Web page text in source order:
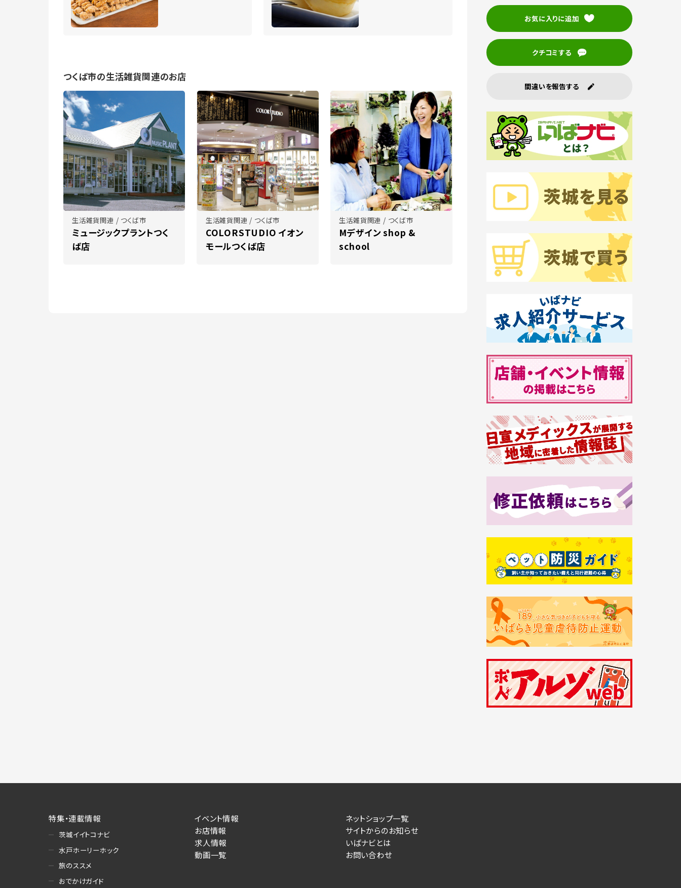
つくば市の生活雑貨関連のお店
生活雑貨関連 / つくば市
ミュージックプラントつく
ば店
生活雑貨関連 / つくば市
COLORSTUDIO イオン
モールつくば店
生活雑貨関連 / つくば市
Mデザイン shop &
school
お気に入りに追加
クチコミする
間違いを報告する
特集・連載情報
茨城イイトコナビ
水戸ホーリーホック
旅のススメ
おでかけガイド
イベント情報
お店情報
求人情報
動画一覧
ネットショップ一覧
サイトからのお知らせ
いばナビとは
お問い合わせ